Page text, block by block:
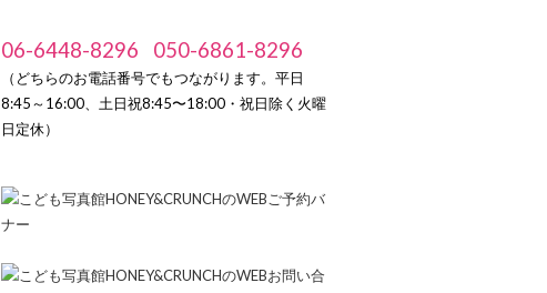
06-6448-8296 050-6861-8296
（どちらのお電話番号でもつながります。平日
8:45～16:00、土日祝8:45〜18:00・祝日除く火曜
日定休）